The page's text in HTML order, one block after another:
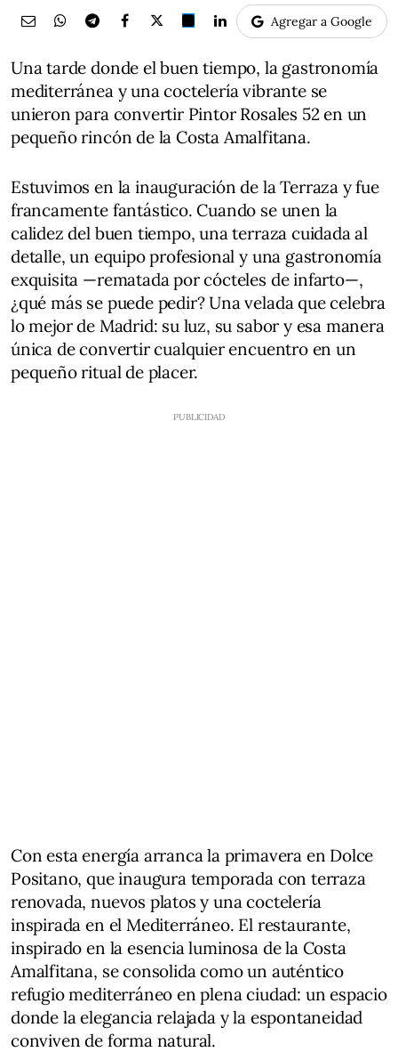
Agregar a Google
Una tarde donde el buen tiempo, la gastronomía
mediterránea y una coctelería vibrante se
unieron para convertir Pintor Rosales 52 en un
pequeño rincón de la Costa Amalfitana.
Estuvimos en la inauguración de la Terraza y fue
francamente fantástico. Cuando se unen la
calidez del buen tiempo, una terraza cuidada al
detalle, un equipo profesional y una gastronomía
exquisita —rematada por cócteles de infarto—,
¿qué más se puede pedir? Una velada que celebra
lo mejor de Madrid: su luz, su sabor y esa manera
única de convertir cualquier encuentro en un
pequeño ritual de placer.
Con esta energía arranca la primavera en Dolce
Positano, que inaugura temporada con terraza
renovada, nuevos platos y una coctelería
inspirada en el Mediterráneo. El restaurante,
inspirado en la esencia luminosa de la Costa
Amalfitana, se consolida como un auténtico
refugio mediterráneo en plena ciudad: un espacio
donde la elegancia relajada y la espontaneidad
conviven de forma natural.